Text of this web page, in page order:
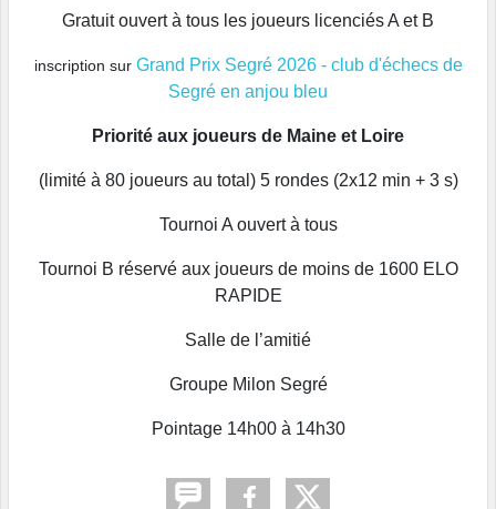
Gratuit ouvert à tous les joueurs licenciés A et B
inscription sur Grand Prix Segré 2026 - club d'échecs de
Segré en anjou bleu
Priorité aux joueurs de Maine et Loire
(limité à 80 joueurs au total) 5 rondes (2x12 min + 3 s)
Tournoi A ouvert à tous
Tournoi B réservé aux joueurs de moins de 1600 ELO
RAPIDE
Salle de l’amitié
Groupe Milon Segré
Pointage 14h00 à 14h30